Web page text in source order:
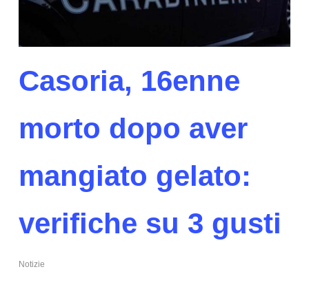
Casoria, 16enne
morto dopo aver
mangiato gelato:
verifiche su 3 gusti
Notizie